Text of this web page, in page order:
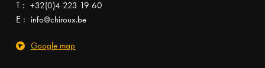
T : +32(0)4 223 19 60
E : info@chiroux.be
Google map